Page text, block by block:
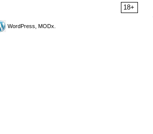
18+
WordPress, MODx.